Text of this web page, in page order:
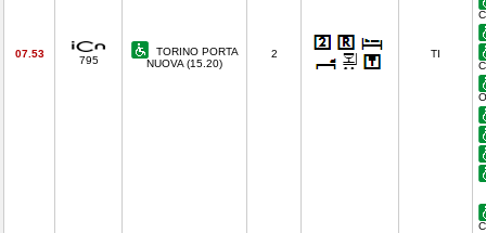
07.53
795
TORINO PORTA
NUOVA (15.20)
2 TI